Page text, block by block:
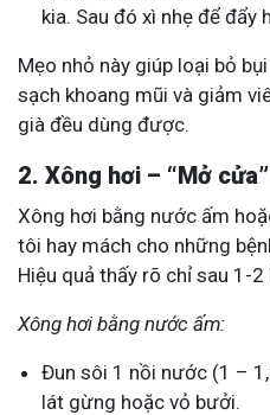
kia. Sau đó xì nhẹ để đẩy
Mẹo nhỏ này giúp loại bỏ
sạch khoang mũi và giảm
già đều dùng được.
2. Xông hơi – “Mở
Xông hơi bằng nước ấm
tôi hay mách cho những
Hiệu quả thấy rõ chỉ sau 1-
Xông hơi bằng nước ấm:
Đun sôi 1 nồi nước (1 –
lát gừng hoặc vỏ bưởi.